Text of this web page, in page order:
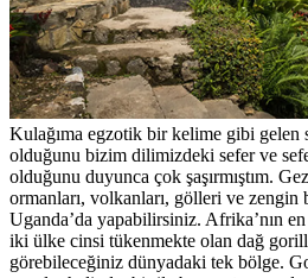
Kulağıma egzotik bir kelime gibi gelen
olduğunu bizim dilimizdeki sefer ve
olduğunu duyunca çok şaşırmıştım.
ormanları, volkanları, gölleri ve
Uganda’da yapabilirsiniz. Afrika’nın
iki ülke cinsi tükenmekte olan dağ
görebileceğiniz dünyadaki tek bölge.